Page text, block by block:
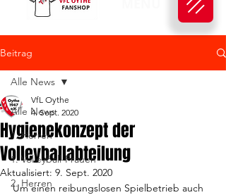
Beitrag
Alle News
1. Herren
1. Volleyball-Frauen
2. Herren
Alle News
Hygienekonzept der
Volleyballabteilung
VfL Oythe
4. Sept. 2020
Aktualisiert: 9. Sept. 2020
Um einen reibungslosen Spielbetrieb auch